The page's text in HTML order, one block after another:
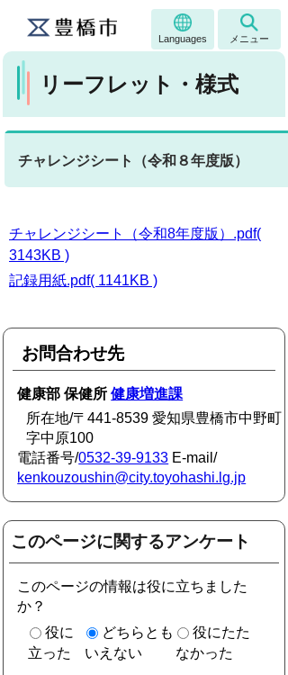
Languages メニュー
リーフレット・様式
チャレンジシート（令和８年度版）
チャレンジシート（令和8年度版）.pdf(
3143KB )
記録用紙.pdf( 1141KB )
お問合わせ先
健康部 保健所健康増進課
所在地/〒441-8539 愛知県豊橋市中野町
字中原100
電話番号/0532-39-9133 E-mail/
kenkouzoushin@city.toyohashi.lg.jp
このページに関するアンケート
このページの情報は役に立ちました
か？
役に
立った
どちらとも
いえない
役にたた
なかった